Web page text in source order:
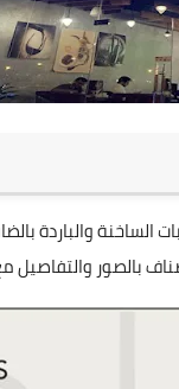
والباردة
بالصور والتفاصيل